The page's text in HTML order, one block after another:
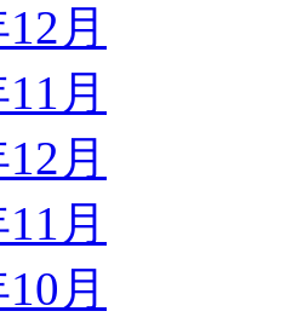
月
月
月
月
月